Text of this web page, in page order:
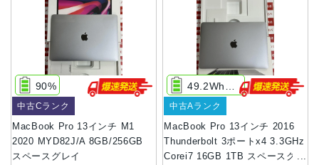
MacBook Pro 13インチ M1
2020 MYD82J/A 8GB/256GB
スペースグレイ
90%
中古Cランク
MacBook Pro 13インチ 2016
Thunderbolt 3ポートx4 3.3GHz
Corei7 16GB 1TB スペースグレ
49.2Whリチウムポリマバッテリ内蔵
中古Aランク